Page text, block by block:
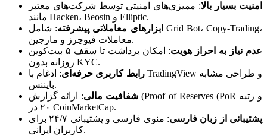
امنیت بسیار بالا: ممیزی‌های امنیتی توسط شرکت‌های معتبر
مانند Hacken، Beosin و Elliptic.
ابزارهای معاملاتی پیشرفته: شامل Grid Bot، Copy-Trading،
معاملات فیوچرز و مارجین.
عدم نیاز به احراز هویت:
امکان برداشت تا سقف ۵ بیت‌کوین
روزانه بدون KYC.
رابط کاربری حرفه‌ای: ادغام با TradingView و طراحی مشابه
بایننس.
شفافیت مالی:
ارائه گزارش (Proof of Reserves (PoR و رتبه
۲۰ در CoinMarketCap.
پشتیبانی از زبان فارسی:
منوی فارسی و پشتیبانی ۲۴/۷ برای
کاربران ایرانی.